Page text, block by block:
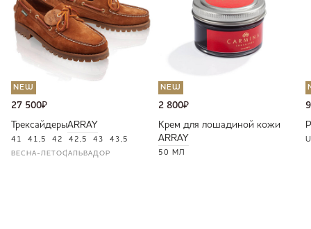
NEW
27 500₽
ТрексайдерыARRAY
41 41,5 42 42,5 43 43,5
ВЕСНА-ЛЕТОСАЛЬВАДОР
NEW
2 800₽
Крем для лошадиной кожи
ARRAY
50 МЛ